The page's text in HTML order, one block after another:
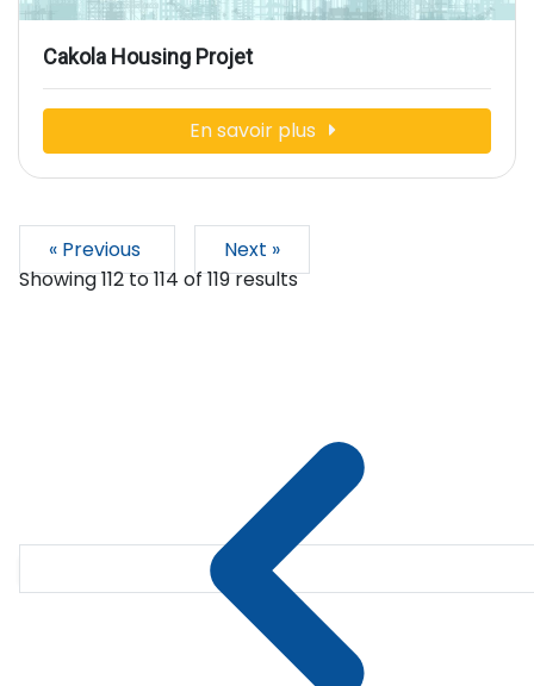
Cakola Housing Projet
En savoir plus
« Previous
Next »
Showing112to114 of119results